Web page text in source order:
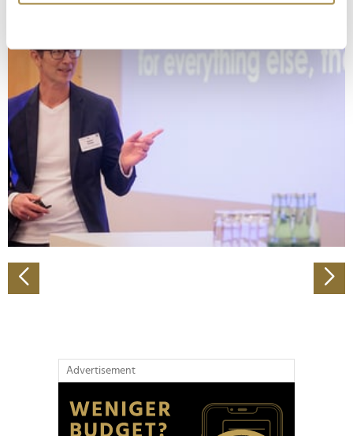
erfassen, welche bis auf einige Meter genau sein
bestimmten Merkmalen (Fingerprinting) identifizieren
Erfahren Sie mehr darüber, wie Ihre persönlichen Daten
verarbeitet werden, und legen Sie Ihre Präferenzen im
Abschnitt Einzelheiten
Wir verwenden Cookies, um Inhalte und Anzeigen zu
personalisieren, Funktionen für soziale Medien anbieten
zu können und die Zugriffe auf unsere Website zu
analysieren. Außerdem geben wir Informationen zu Ihrer
Verwendung unserer Website an unsere Partner für
Partner führen diese Informationen möglicherweise mit
weiteren Daten zusammen, die Sie ihnen bereitgestellt
Advertisement